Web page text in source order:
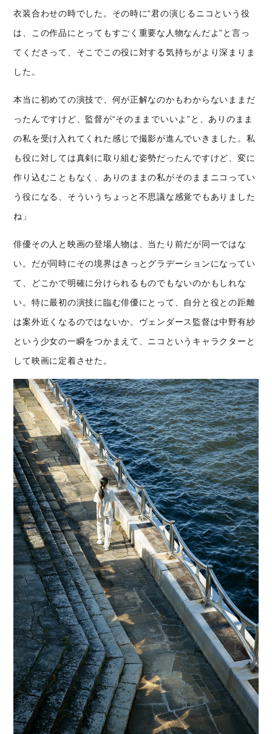
衣装合わせの時でした。 その時に“君の演じるニコという役
は
、この作品にとってもすごく重要な人物なんだよ”と言っ
てくださって、そこでこの役に対する気持ちがより深まりま
した。
本当に初めての演技で、何が正解なのかもわからないままだ
ったんですけど、監督が“そのままでいいよ”と、ありのまま
の私を受け入れてくれた感じで撮影が進んでいきました。私
も役に対しては真剣に取り組む姿勢だったんですけど、変に
作り込むこともなく、ありのままの私がそのままニコってい
う役になる、そういうちょっと不思議な感覚でもありました
ね」
俳優その人と映画の登場人物は、当たり前だが同一ではな
い。だが同時にその境界はきっとグラデーションになってい
て、どこかで明確に分けられるものでもないのかもしれな
い。特に最初の演技に臨む俳優にとって、自分と役との距離
は案外近くなるのではないか。ヴェンダース監督は中野有紗
という少女の一瞬をつかまえて、ニコというキャラクターと
して映画に定着させた。